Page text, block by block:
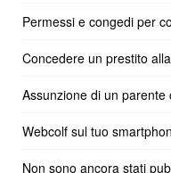
Permessi e congedi per
Concedere un prestito
Assunzione di un
Webcolf sul tuo
Non sono ancora stati